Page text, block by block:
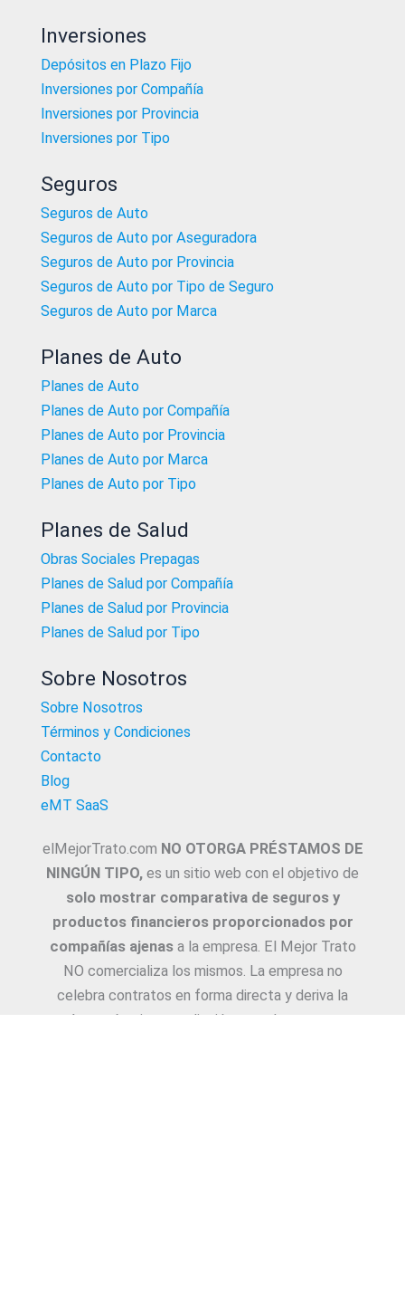
Inversiones
Depósitos en Plazo Fijo
Inversiones por Compañía
Inversiones por Provincia
Inversiones por Tipo
Seguros
Seguros de Auto
Seguros de Auto por Aseguradora
Seguros de Auto por Provincia
Seguros de Auto por Tipo de Seguro
Seguros de Auto por Marca
Planes de Auto
Planes de Auto
Planes de Auto por Compañía
Planes de Auto por Provincia
Planes de Auto por Marca
Planes de Auto por Tipo
Planes de Salud
Obras Sociales Prepagas
Planes de Salud por Compañía
Planes de Salud por Provincia
Planes de Salud por Tipo
Sobre Nosotros
Sobre Nosotros
Términos y Condiciones
Contacto
Blog
eMT SaaS
elMejorTrato.com NO OTORGA PRÉSTAMOS DE
NINGÚN TIPO, es un sitio web con el objetivo de
solo mostrar comparativa de seguros y
productos financieros proporcionados por
compañías ajenasa la empresa. El Mejor Trato
NO comercializa los mismos. La empresa no
celebra contratos en forma directa y deriva la
Asesoría e intermediación a productores y